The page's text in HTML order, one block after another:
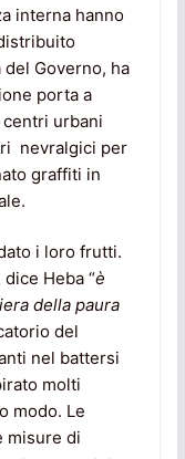
interna hanno
Governo, ha
porta a
urbani
nevralgici per
graffiti in
i loro frutti.
dice Heba “è
della paura
del
nel battersi
molti
modo. Le
misure di